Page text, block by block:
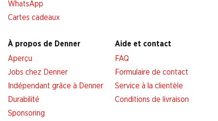
WhatsApp
Cartes cadeaux
À propos de Denner
Aperçu
Jobs chez Denner
Indépendant grâce à Denner
Durabilité
Sponsoring
Aide et contact
FAQ
Formulaire de contact
Service à la clientèle
Conditions de livraison